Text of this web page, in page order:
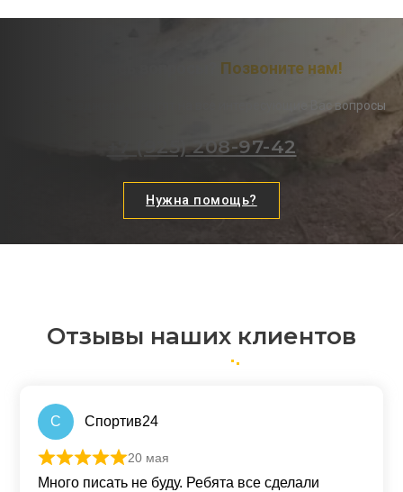
Позвоните нам!
Наши менеджеры ответят на все интересующие Вас вопросы
+7 (925) 208-97-42
Нужна помощь?
Отзывы наших клиентов
С Спортив24
Оценка
20 мая
Много писать не буду. Ребята все сделали